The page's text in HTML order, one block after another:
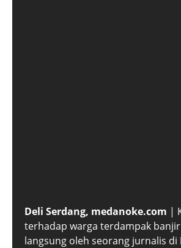
Deli Serdang, medanoke.com |
terhadap warga terdampak
langsung oleh seorang jurnalis di